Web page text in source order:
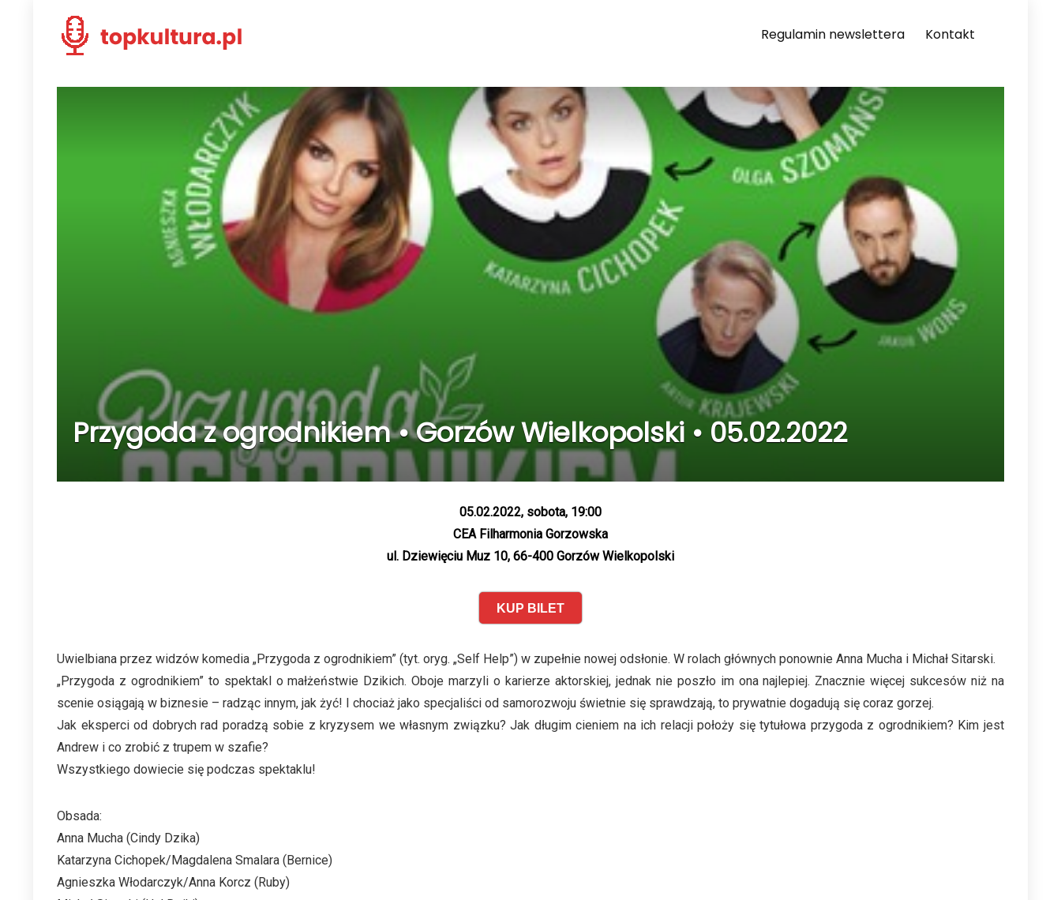
Regulamin newslettera Kontakt
Przygoda z ogrodnikiem • Gorzów Wielkopolski • 05.02.2022
05.02.2022, sobota, 19:00
CEA Filharmonia Gorzowska
ul. Dziewięciu Muz 10, 66-400 Gorzów Wielkopolski
KUP BILET
Uwielbiana przez widzów komedia „Przygoda z ogrodnikiem” (tyt. oryg. „Self Help”) w zupełnie nowej odsłonie. W rolach głównych ponownie Anna Mucha i Michał Sitarski.
„Przygoda z ogrodnikiem” to spektakl o małżeństwie Dzikich. Oboje marzyli o karierze aktorskiej, jednak nie poszło im ona najlepiej. Znacznie więcej sukcesów niż na
scenie osiągają w biznesie – radząc innym, jak żyć! I chociaż jako specjaliści od samorozwoju świetnie się sprawdzają, to prywatnie dogadują się coraz gorzej.
Jak eksperci od dobrych rad poradzą sobie z kryzysem we własnym związku? Jak długim cieniem na ich relacji położy się tytułowa przygoda z ogrodnikiem? Kim jest
Andrew i co zrobić z trupem w szafie?
Wszystkiego dowiecie się podczas spektaklu!
Obsada:
Anna Mucha (Cindy Dzika)
Katarzyna Cichopek/Magdalena Smalara (Bernice)
Agnieszka Włodarczyk/Anna Korcz (Ruby)